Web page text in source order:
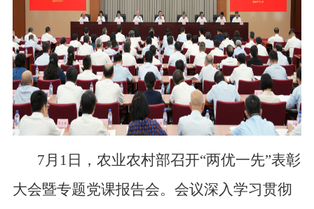
7月1日，农业农村部召开“两优一先”表彰
大会暨专题党课报告会。会议深入学习贯彻